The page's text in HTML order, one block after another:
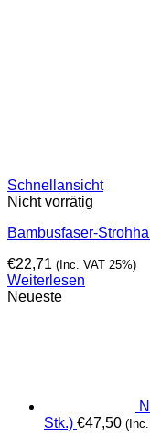
Schnellansicht
Nicht vorrätig
Bambusfaser-
€22,71 (Inc. VAT 25%)
Weiterlesen
Neueste
Stk.) €47,50